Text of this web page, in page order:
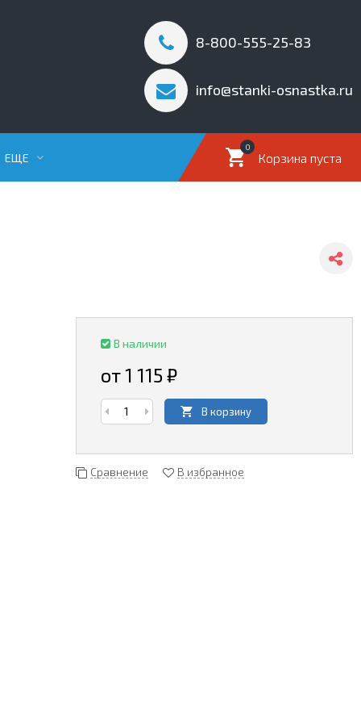
8-800-555-25-83
info@stanki-osnastka.ru
Корзина пуста
0
ЕЩЕ
В наличии
от 1 115 ₽
В корзину
Сравнение В избранное